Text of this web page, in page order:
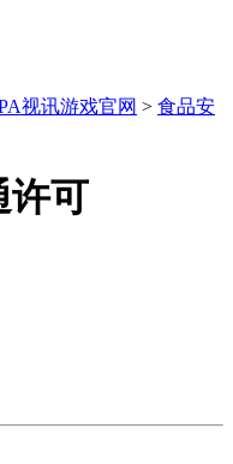
视讯游戏官网 > 食品安
许可